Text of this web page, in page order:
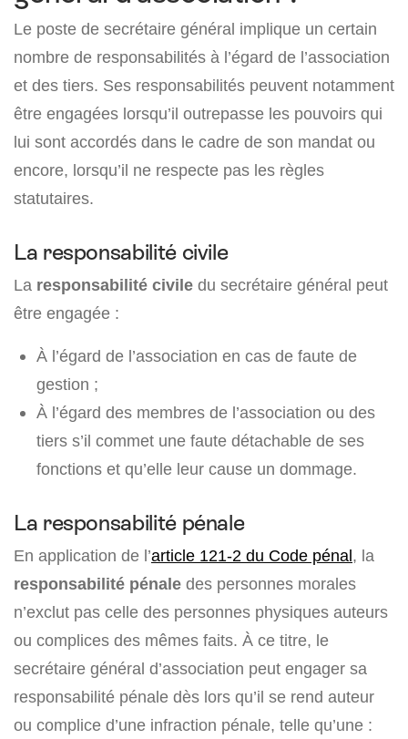
Le poste de secrétaire général implique un certain
nombre de responsabilités à l’égard de l’association
et des tiers. Ses responsabilités peuvent notamment
être engagées lorsqu’il outrepasse les pouvoirs qui
lui sont accordés dans le cadre de son mandat ou
encore, lorsqu’il ne respecte pas les règles
statutaires.
La responsabilité civile
La responsabilité civile du secrétaire général peut
être engagée :
À l’égard de l’association en cas de faute de
gestion ;
À l’égard des membres de l’association ou des
tiers s’il commet une faute détachable de ses
fonctions et qu’elle leur cause un dommage.
La responsabilité pénale
En application de l’article 121-2 du Code pénal, la
responsabilité pénale des personnes morales
n’exclut pas celle des personnes physiques auteurs
ou complices des mêmes faits. À ce titre, le
secrétaire général d’association peut engager sa
responsabilité pénale dès lors qu’il se rend auteur
ou complice d’une infraction pénale, telle qu’une :